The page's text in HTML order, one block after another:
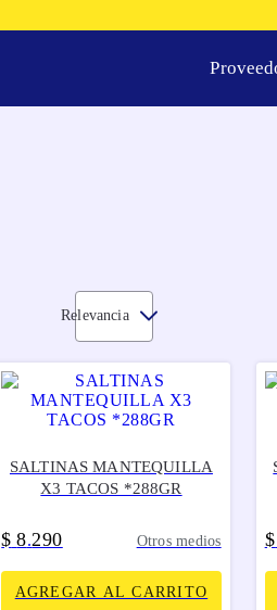
Relevancia
SALTINAS MANTEQUILLA
X3 TACOS *288GR
$ 8.290 Otros medios
AGREGAR AL CARRITO
$